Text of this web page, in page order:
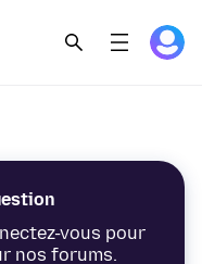
vous pour
nos forums.